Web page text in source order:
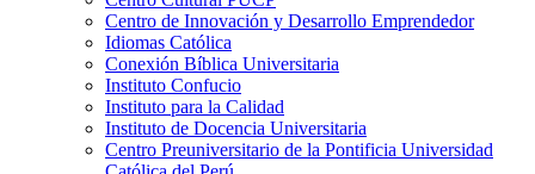
Centro de Innovación y Desarrollo Emprendedor
Idiomas Católica
Conexión Bíblica Universitaria
Instituto Confucio
Instituto para la Calidad
Instituto de Docencia Universitaria
Centro Preuniversitario de la Pontificia Universidad